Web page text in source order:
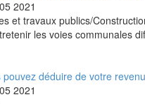
05 2021
et travaux publics/
les voies communales
déduire de votre
05 2021